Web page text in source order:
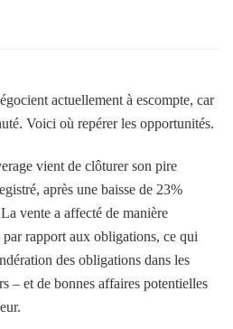
actuellement à escompte, car
Voici où repérer les opportunités.
vient de clôturer son pire
après une baisse de 23%
vente a affecté de manière
rapport aux obligations, ce qui
des obligations dans les
– et de bonnes affaires potentielles